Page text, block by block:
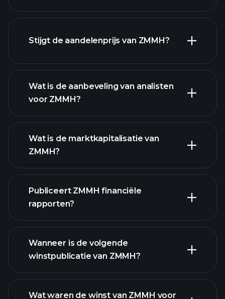
geavanceerde grafiek
Stijgt de aandelenprijs van ZMMH?
ZMMH grafiek.
Wat is de aanbeveling van analisten
voor ZMMH?
Wat is de marktkapitalisatie van
ZMMH?
onze lijst van aandelen
Publiceert ZMMH financiële
rapporten?
ZMMH financiële gegevens
Wanneer is de volgende
winstpublicatie van ZMMH?
Wat waren de winst van ZMMH voor